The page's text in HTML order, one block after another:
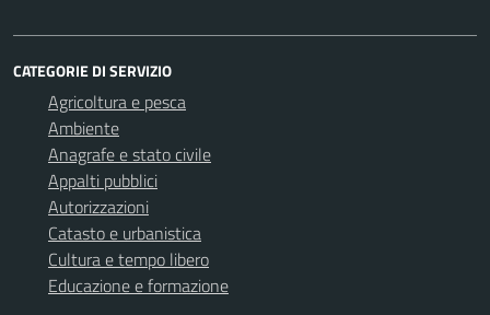
CATEGORIE DI SERVIZIO
Agricoltura e pesca
Ambiente
Anagrafe e stato civile
Appalti pubblici
Autorizzazioni
Catasto e urbanistica
Cultura e tempo libero
Educazione e formazione